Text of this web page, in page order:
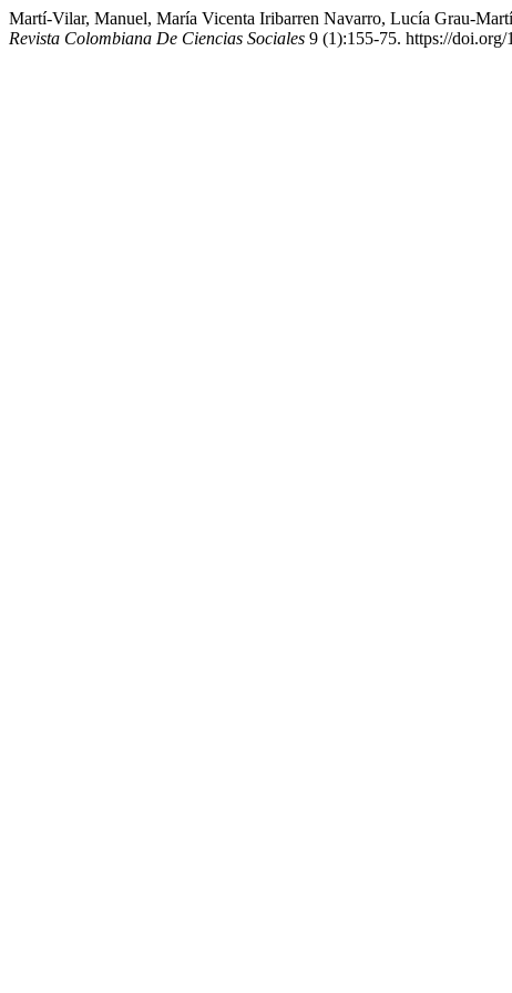
Martí-Vilar, Manuel, María Vicenta Iribarren Navarro, Lucía Grau-
Revista Colombiana De Ciencias Sociales 9 (1):155-75. https://